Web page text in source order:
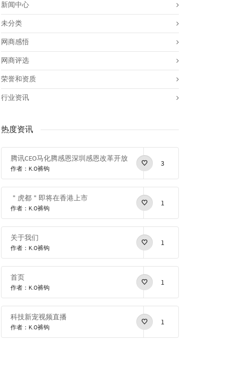
新闻中心
未分类
网商感悟
网商评选
荣誉和资质
行业资讯
热度资讯
腾讯CEO马化腾感恩深圳感恩改革开放
作者：K.O裤钩
3
＂虎都＂即将在香港上市
作者：K.O裤钩
1
关于我们
作者：K.O裤钩
1
首页
作者：K.O裤钩
1
科技新宠视频直播
作者：K.O裤钩
1